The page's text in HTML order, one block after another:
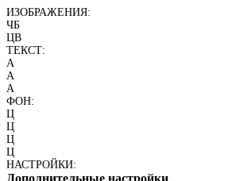
ИЗОБРАЖЕНИЯ:
ЧБ
ЦВ
ТЕКСТ:
A
A
A
ФОН:
Ц
Ц
Ц
Ц
НАСТРОЙКИ:
Дополнительные настройки